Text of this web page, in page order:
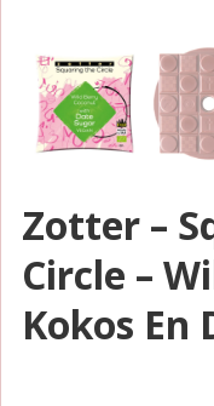
Zotter –
Circle –
Kokos En